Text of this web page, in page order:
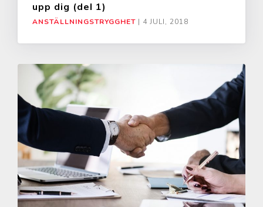
upp dig (del 1)
ANSTÄLLNINGSTRYGGHET | 4 JULI, 2018